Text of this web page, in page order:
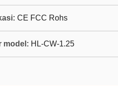
CE FCC Rohs
model: HL-CW-1.25